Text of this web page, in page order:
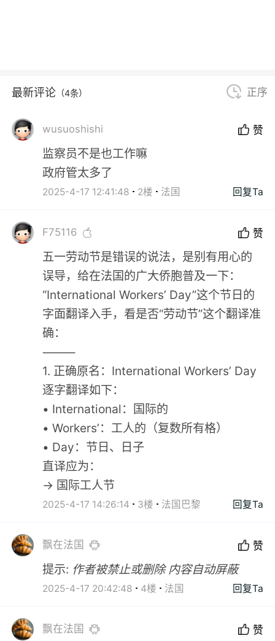
最新评论 （4条） 正序
wusuoshishi 赞
监察员不是也工作嘛
政府管太多了
2025-4-17 12:41:48 2楼 法国 回复Ta
F75116 赞
五一劳动节是错误的说法，是别有用心的
误导，给在法国的广大侨胞普及一下：
“International Workers’ Day”这个节日的
字面翻译入手，看是否“劳动节”这个翻译准
确：
⸻
1. 正确原名：International Workers’ Day
逐字翻译如下：
• International：国际的
• Workers’：工人的（复数所有格）
• Day：节日、日子
直译应为：
→ 国际工人节
2025-4-17 14:26:14 3楼 法国巴黎 回复Ta
飘在法国 赞
提示: 作者被禁止或删除 内容自动屏蔽
2025-4-17 20:42:48 4楼 法国 回复Ta
飘在法国 赞